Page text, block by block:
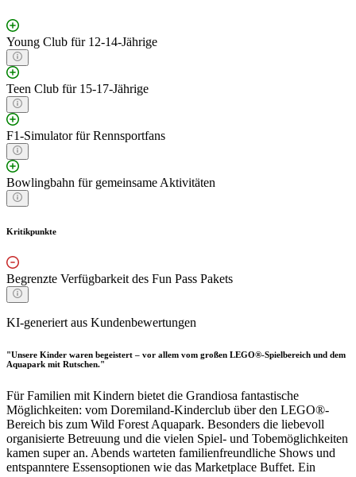
Young Club für 12-14-Jährige
Teen Club für 15-17-Jährige
F1-Simulator für Rennsportfans
Bowlingbahn für gemeinsame Aktivitäten
Kritikpunkte
Begrenzte Verfügbarkeit des Fun Pass Pakets
KI-generiert aus Kundenbewertungen
"Unsere Kinder waren begeistert – vor allem vom großen LEGO®-Spielbereich und dem
Aquapark mit Rutschen."
Für Familien mit Kindern bietet die Grandiosa fantastische
Möglichkeiten: vom Doremiland-Kinderclub über den LEGO®-
Bereich bis zum Wild Forest Aquapark. Besonders die liebevoll
organisierte Betreuung und die vielen Spiel- und Tobemöglichkeiten
kamen super an. Abends warteten familienfreundliche Shows und
entspanntere Essensoptionen wie das Marketplace Buffet. Ein